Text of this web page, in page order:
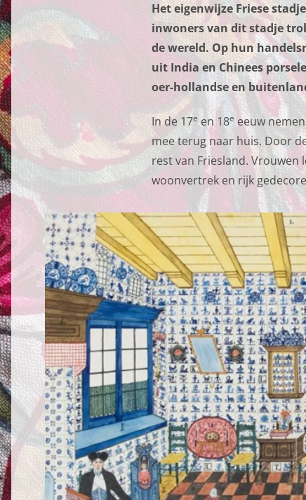
Het eigenwijze Friese
inwoners van dit stadje
de wereld. Op hun
uit India en Chinees
oer-hollandse en
In de 17een 18eeeuw
mee terug naar huis. Door
rest van Friesland.
woonvertrek en rijk